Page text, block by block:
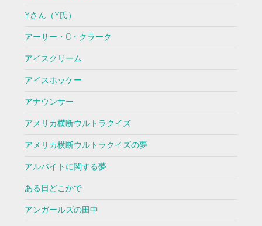
Yさん（Y氏）
アーサー・C・クラーク
アイスクリーム
アイスホッケー
アナウンサー
アメリカ横断ウルトラクイズ
アメリカ横断ウルトラクイズの夢
アルバイトに関する夢
ある日どこかで
アンガールズの田中